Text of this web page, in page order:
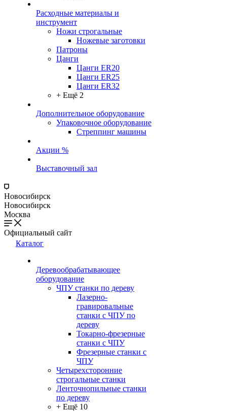
Расходные материалы и
инструмент
Ножи строгальные
Ножевые заготовки
Патроны
Цанги
Цанги ER20
Цанги ER25
Цанги ER32
+ Ещё 2
Дополнительное оборудование
Упаковочное оборудование
Стреппинг машины
Акции %
Выставочный зал
Новосибирск
Новосибирск
Москва
Официальный сайт
Каталог
Деревообрабатывающее
оборудование
ЧПУ станки по дереву
Лазерно-
гравировальные
станки с ЧПУ по
дереву
Токарно-фрезерные
станки с ЧПУ
Фрезерные станки с
ЧПУ
Четырехсторонние
строгальные станки
Ленточнопильные станки
по дереву
+ Ещё 10